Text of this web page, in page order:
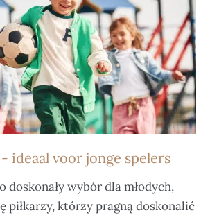
ideaal voor jonge spelers
doskonały wybór dla młodych,
piłkarzy, którzy pragną doskonalić